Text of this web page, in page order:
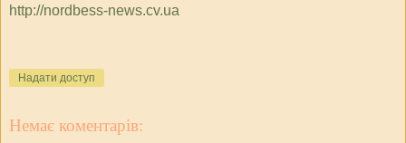
http://nordbess-news.cv.ua
Надати доступ
Немає коментарів: